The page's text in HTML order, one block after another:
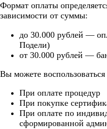
Формат оплаты
зависимости от суммы:
до 30.000 рублей —
Подели)
от 30.000 рублей —
Вы можете
При оплате процедур
При покупке
При оплате по
сформированной